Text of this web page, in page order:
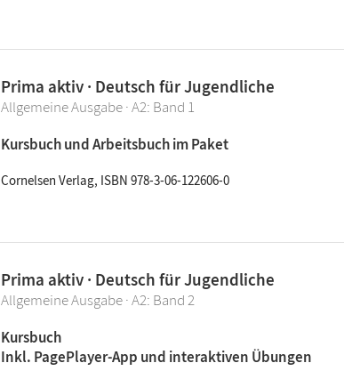
Prima aktiv · Deutsch für Jugendliche
Allgemeine Ausgabe · A2: Band 1
Kursbuch und Arbeitsbuch im Paket
Cornelsen Verlag, ISBN 978-3-06-122606-0
Prima aktiv · Deutsch für Jugendliche
Allgemeine Ausgabe · A2: Band 2
Kursbuch
Inkl. PagePlayer-App und interaktiven Übungen